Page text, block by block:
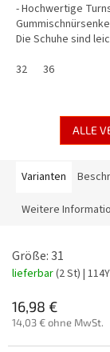
- Hochwertige
Die Schuhe sind
32
36
ALLE
Varianten
Weitere
Größe: 31
lieferbar(2 St) |
16,98 €
14,03 € ohne MwSt.